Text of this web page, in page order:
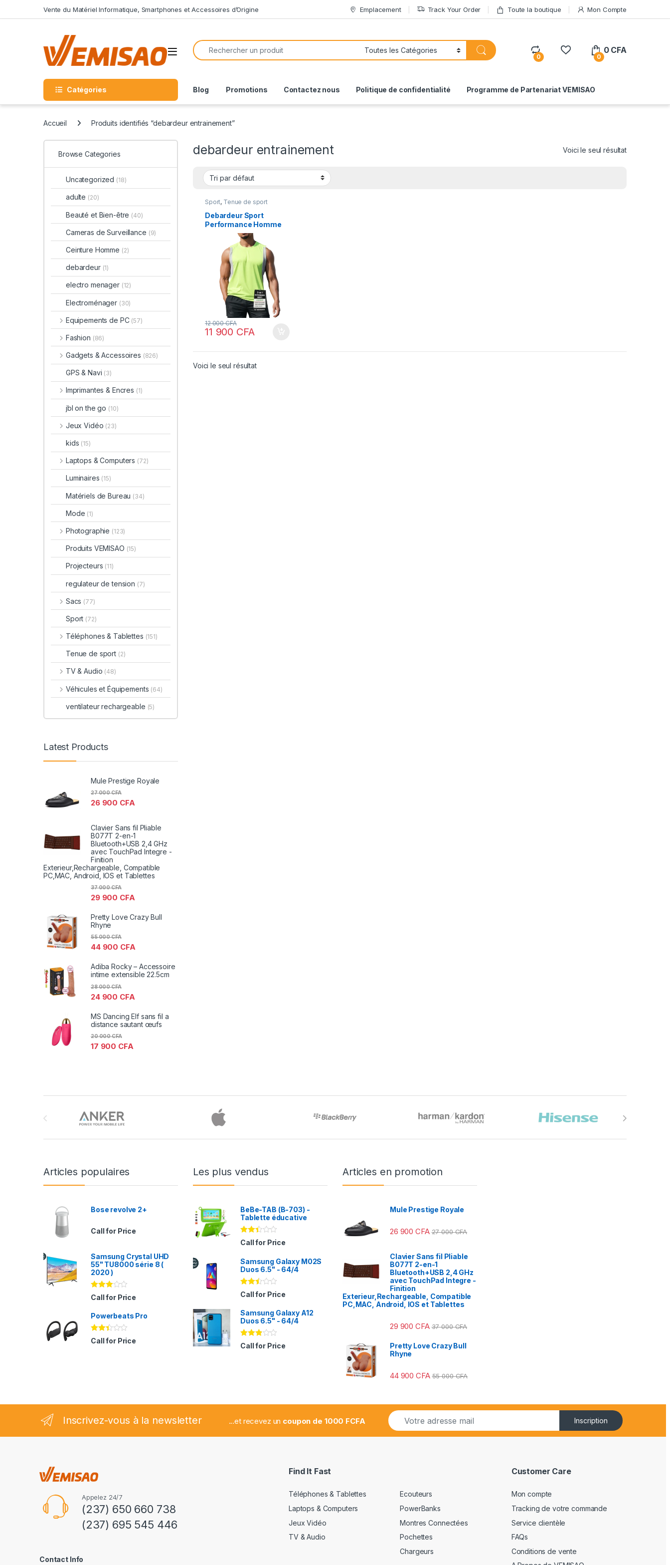
Vente du Matériel Informatique, Smartphones et Accessoires d’Origine Emplacement Track Your Order Toute la boutique Mon Compte
Open
Search for:
0 0
0 CFA
Catégories Blog Promotions Contactez nous Politique de confidentialité Programme de Partenariat VEMISAO
Accueil Produits identifiés “debardeur entrainement”
debardeur entrainement Voici le seul résultat
Sport, Tenue de sport
Debardeur Sport
Performance Homme
11 900 CFA
12 000CFA
Voici le seul résultat
Browse Categories
Uncategorized (18)
adulte (20)
Beauté et Bien-être (40)
Cameras de Surveillance (9)
Ceinture Homme (2)
debardeur (1)
electro menager (12)
Electroménager (30)
Equipements de PC (57)
Fashion (86)
Gadgets & Accessoires (826)
GPS & Navi (3)
Imprimantes & Encres (1)
jbl on the go (10)
Jeux Vidéo (23)
kids (15)
Laptops & Computers (72)
Luminaires (15)
Matériels de Bureau (34)
Mode (1)
Photographie (123)
Produits VEMISAO (15)
Projecteurs (11)
regulateur de tension (7)
Sacs (77)
Sport (72)
Téléphones & Tablettes (151)
Tenue de sport (2)
TV & Audio (48)
Véhicules et Équipements (64)
ventilateur rechargeable (5)
Latest Products
Mule Prestige Royale
26 900 CFA
27 000CFA
Clavier Sans fil Pliable
B077T 2-en-1
Bluetooth+USB 2,4 GHz
avec TouchPad Integre -
Finition
Exterieur,Rechargeable, Compatible
PC,MAC, Android, IOS et Tablettes
29 900 CFA
37 000CFA
Pretty Love Crazy Bull
Rhyne
44 900 CFA
55 000CFA
Adiba Rocky – Accessoire
intime extensible 22.5cm
24 900 CFA
28 000CFA
MS Dancing Elf sans fil a
distance sautant œufs
17 900 CFA
20 000CFA
Articles populaires
Bose revolve 2+
Call for Price
Samsung Crystal UHD
55" TU8000 série 8 (
2020 )
Note
2.94
Call for Price
Powerbeats Pro
Note
2.35
Call for Price
Les plus vendus
BeBe-TAB (B-703) -
Tablette éducative
Note
2.31
5
Call for Price
Samsung Galaxy M02S
Duos 6.5" - 64/4
Note
2.41
5
Call for Price
Samsung Galaxy A12
Duos 6.5" - 64/4
Note
2.78
Call for Price
Articles en promotion
Mule Prestige Royale
26 900CFA 27 000CFA
Clavier Sans fil Pliable
B077T 2-en-1
Bluetooth+USB 2,4 GHz
avec TouchPad Integre -
Finition
Exterieur,Rechargeable, Compatible
PC,MAC, Android, IOS et Tablettes
29 900CFA 37 000CFA
Pretty Love Crazy Bull
Rhyne
44 900CFA 55 000CFA
Inscrivez-vous à la newsletter ...et recevez un coupon de 1000 FCFA
E
m
a
Inscription
Appelez 24/7
(237) 650 660 738
(237) 695 545 446
Contact Info
Find It Fast
Téléphones & Tablettes
Laptops & Computers
Jeux Vidéo
TV & Audio
Ecouteurs
PowerBanks
Montres Connectées
Pochettes
Chargeurs
Customer Care
Mon compte
Tracking de votre commande
Service clientèle
FAQs
Conditions de vente